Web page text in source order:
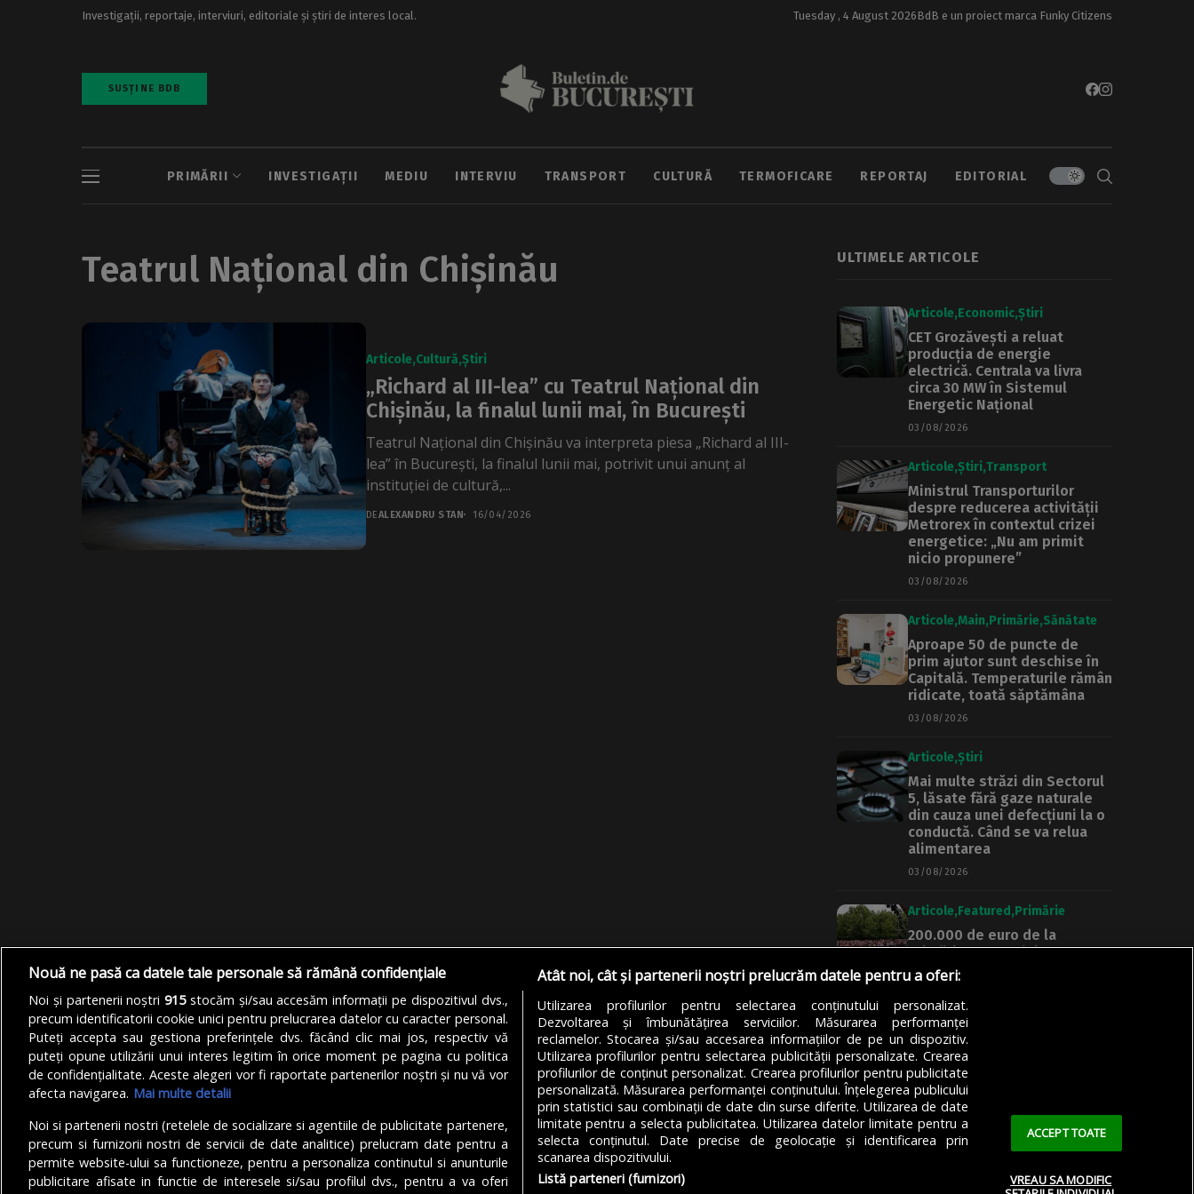
Investigații, reportaje, interviuri, editoriale și știri de interes local. Tuesday , 4 August 2026BdB e un proiect marca Funky Citizens
SUSȚINE BDB
PRIMĂRII INVESTIGAȚII MEDIU INTERVIU TRANSPORT CULTURĂ TERMOFICARE REPORTAJ EDITORIAL
Teatrul Național din Chișinău
Articole Cultură Știri
„Richard al III-lea” cu Teatrul Național din
Chișinău, la finalul lunii mai, în București
Teatrul Național din Chișinău va interpreta piesa „Richard al III-
lea” în București, la finalul lunii mai, potrivit unui anunț al
instituției de cultură,...
DEALEXANDRU STAN 16/04/2026
ULTIMELE ARTICOLE
Articole Economic Știri
CET Grozăvești a reluat
producția de energie
electrică. Centrala va livra
circa 30 MW în Sistemul
Energetic Național
03/08/2026
Articole Știri Transport
Ministrul Transporturilor
despre reducerea activității
Metrorex în contextul crizei
energetice: „Nu am primit
nicio propunere”
03/08/2026
Articole Main Primărie Sănătate
Aproape 50 de puncte de
prim ajutor sunt deschise în
Capitală. Temperaturile rămân
ridicate, toată săptămâna
03/08/2026
Articole Știri
Mai multe străzi din Sectorul
5, lăsate fără gaze naturale
din cauza unei defecțiuni la o
conductă. Când se va relua
alimentarea
03/08/2026
Articole Featured Primărie
200.000 de euro de la
Primăria Sectorului 3 pentru
un nou festival în Parcul IOR.
Concerte, competiţii de
street dance şi kendama,
printre activităţi
03/08/2026
MODIFICĂ SETĂRILE COOKIES
Nouă ne pasă ca datele tale personale să rămână confidențiale
Noi și partenerii noștri915stocăm și/sau accesăm informații pe dispozitivul dvs.,
precum identificatorii cookie unici pentru prelucrarea datelor cu caracter personal.
Puteți accepta sau gestiona preferințele dvs. făcând clic mai jos, respectiv vă
puteți opune utilizării unui interes legitim în orice moment pe pagina cu politica
de confidențialitate. Aceste alegeri vor fi raportate partenerilor noștri și nu vă vor
afecta navigarea. Mai multe detalii
Noi si partenerii nostri (retelele de socializare si agentiile de publicitate partenere,
precum si furnizorii nostri de servicii de date analitice) prelucram date pentru a
permite website-ului sa functioneze, pentru a personaliza continutul si anunturile
publicitare afisate in functie de interesele si/sau profilul dvs., pentru a va oferi
Atât noi, cât și partenerii noștri prelucrăm datele pentru a oferi:
Utilizarea profilurilor pentru selectarea conținutului personalizat.
Dezvoltarea și îmbunătățirea serviciilor. Măsurarea performanței
reclamelor. Stocarea și/sau accesarea informațiilor de pe un dispozitiv.
Utilizarea profilurilor pentru selectarea publicității personalizate. Crearea
profilurilor de conținut personalizat. Crearea profilurilor pentru publicitate
personalizată. Măsurarea performanței conținutului. Înțelegerea publicului
prin statistici sau combinații de date din surse diferite. Utilizarea de date
limitate pentru a selecta publicitatea. Utilizarea datelor limitate pentru a
selecta conținutul. Date precise de geolocație și identificarea prin
scanarea dispozitivului.
Listă parteneri (furnizori)
ACCEPT TOATE
VREAU SA MODIFIC